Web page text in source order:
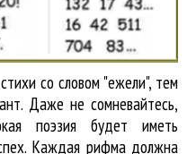
со словом "ежели", тем
Даже не сомневайтесь,
поэзия будет иметь
Каждая рифма должна